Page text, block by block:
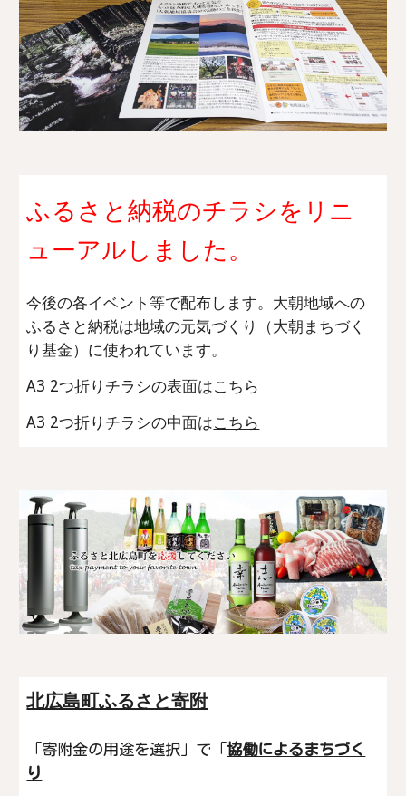
ふるさと納税のチラシをリニ
ューアルしました。
今後の各イベント等で配布します。大朝地域への
ふるさと納税は地域の元気づくり（大朝まちづく
り基金） に使われています。
A3 2つ折りチラシの表面はこちら
A3 2つ折りチラシの中面はこちら
北広島町ふるさと寄附
「寄附金の用途を選択」で「 協働によるまちづく
り